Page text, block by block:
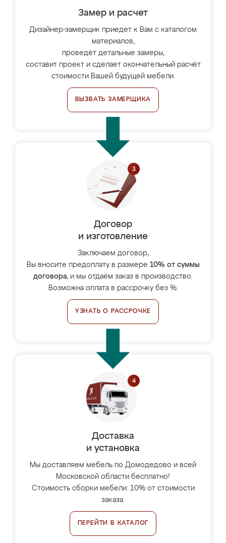
Замер и расчет
Дизайнер-замерщик приедет к Вам с каталогом
материалов,
проведёт детальные замеры,
составит проект и сделает окончательный расчёт
стоимости Вашей будущей мебели.
ВЫЗВАТЬ ЗАМЕРЩИКА
Договор
и изготовление
Заключаем договор,
Вы вносите предоплату в размере 10% от суммы
договора, и мы отдаём заказ в производство.
Возможна оплата в рассрочку без %.
УЗНАТЬ О РАССРОЧКЕ
Доставка
и установка
Мы доставляем мебель по Домодедово и всей
Московской области бесплатно!
Стоимость сборки мебели: 10% от стоимости
заказа.
ПЕРЕЙТИ В КАТАЛОГ